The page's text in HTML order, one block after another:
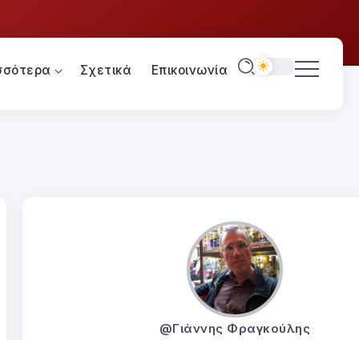
Σχετικά Επικοινωνία
@Γιάννης Φραγκούλης